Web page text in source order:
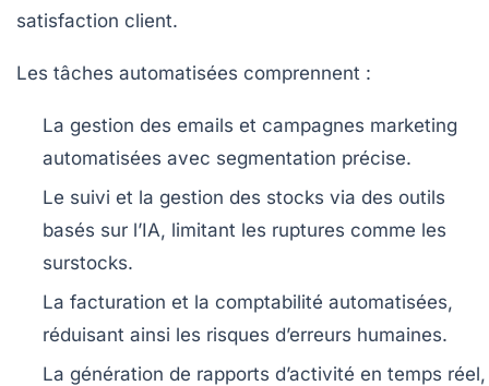
satisfaction client.
Les tâches automatisées comprennent :
La gestion des emails et campagnes marketing
automatisées avec segmentation précise.
Le suivi et la gestion des stocks via des outils
basés sur l’IA, limitant les ruptures comme les
surstocks.
La facturation et la comptabilité automatisées,
réduisant ainsi les risques d’erreurs humaines.
La génération de rapports d’activité en temps réel,